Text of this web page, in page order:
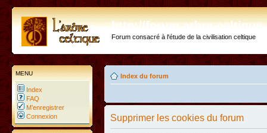
http://forum.arbre-
Forum consacré à l'étude de la civilisation celtique
MENU
Index
FAQ
M’enregistrer
Connexion
Index du forum
Supprimer les cookies du forum